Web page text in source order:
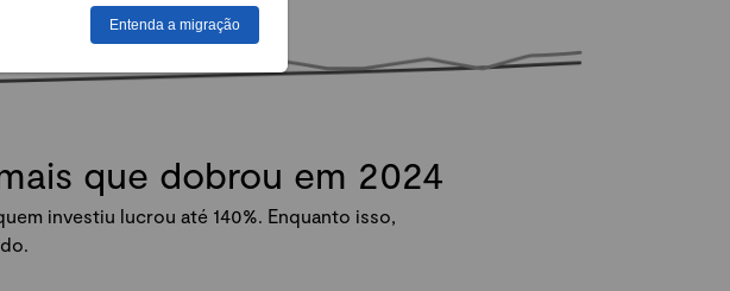
que dobrou em 2024
investiu lucrou até 140%. Enquanto isso,
Entenda a migração